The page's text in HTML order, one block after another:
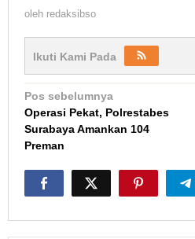
oleh redaksibso
Ikuti Kami Pada
Navigasi
pos
Pos sebelumnya
Operasi Pekat, Polrestabes
Surabaya Amankan 104
Preman